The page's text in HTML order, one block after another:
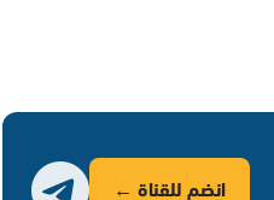
انضم للقناة ←